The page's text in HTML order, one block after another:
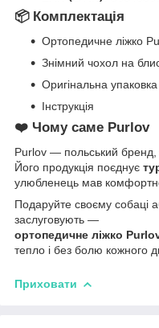
📦 Комплектація
Ортопедичне ліжко
Знімний чохол на
Оригінальна упаковка
Інструкція
❤️ Чому саме Purlov
Purlov — польський бренд,
Його продукція поєднує
улюбленець мав
Подаруйте своєму собаці
заслуговують —
ортопедичне ліжко
тепло і без болю кожного
Приховати